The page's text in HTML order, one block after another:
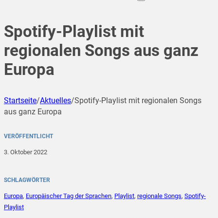
Spotify-Playlist mit
regionalen Songs aus ganz
Europa
Startseite/Aktuelles/Spotify-Playlist mit regionalen Songs
aus ganz Europa
VERÖFFENTLICHT
3. Oktober 2022
SCHLAGWÖRTER
Europa, Europäischer Tag der Sprachen, Playlist, regionale Songs, Spotify-
Playlist